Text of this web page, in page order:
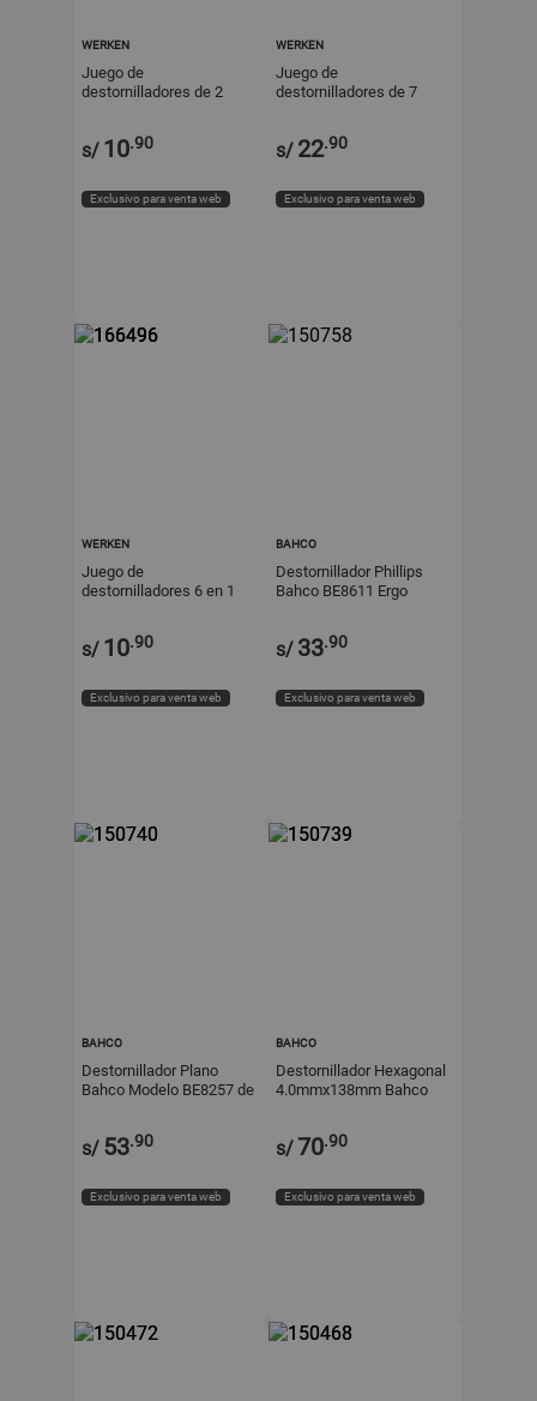
WERKEN
Juego de
destornilladores de 2
s/ 10.90
Exclusivo para venta web
WERKEN
Juego de
destornilladores de 7
s/ 22.90
Exclusivo para venta web
WERKEN
Juego de
destornilladores 6 en 1
s/ 10.90
Exclusivo para venta web
BAHCO
Destornillador Phillips
Bahco BE8611 Ergo
s/ 33.90
Exclusivo para venta web
BAHCO
Destornillador Plano
Bahco Modelo BE8257 de
s/ 53.90
Exclusivo para venta web
BAHCO
Destornillador Hexagonal
4.0mmx138mm Bahco
s/70.90
Exclusivo para venta web